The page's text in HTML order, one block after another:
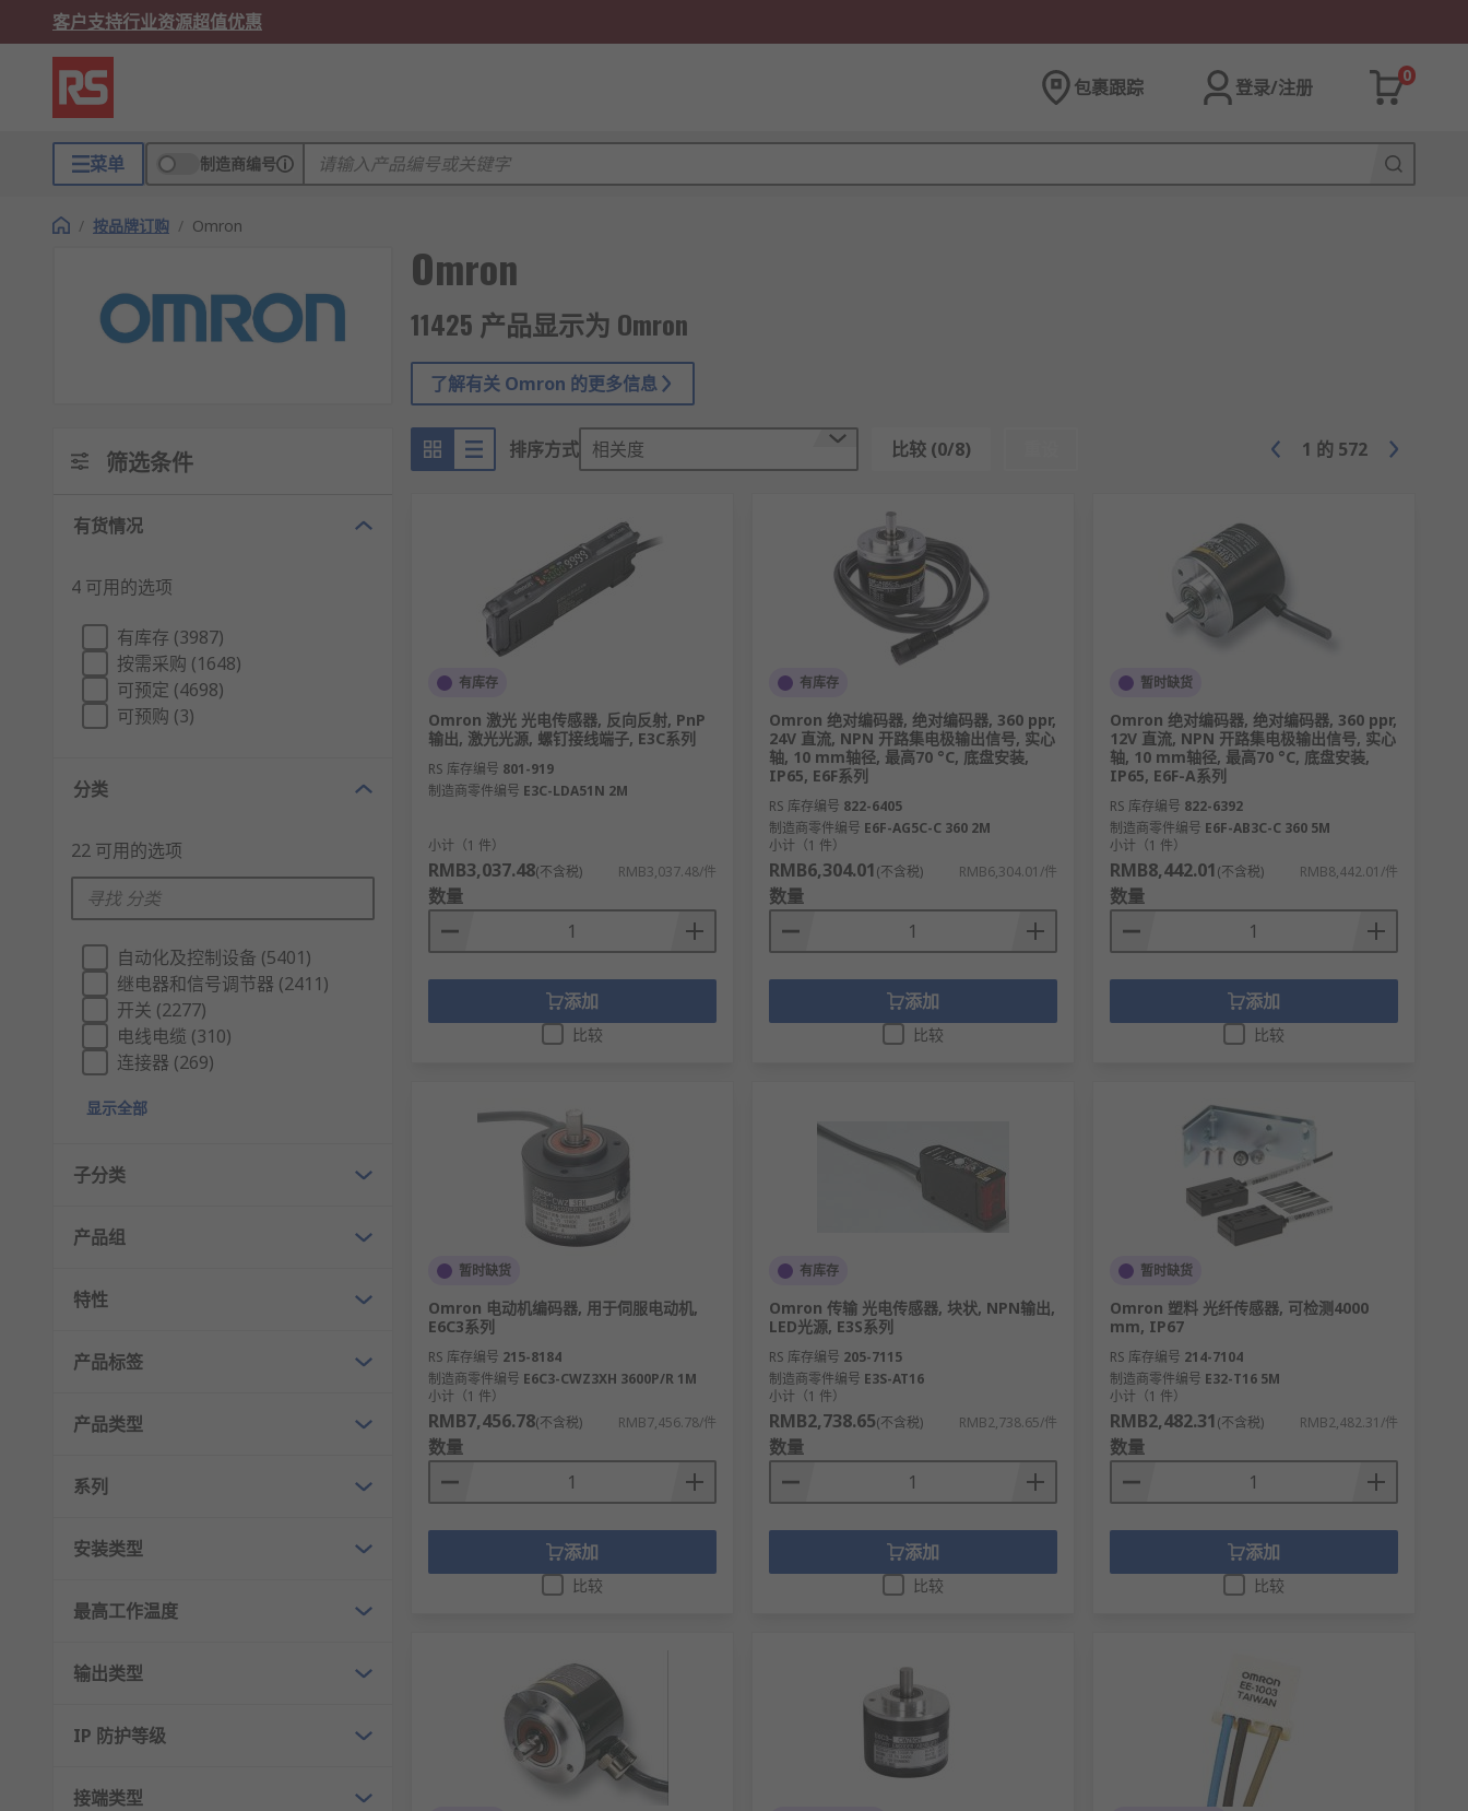
客户支持行业资源超值优惠
包裹跟踪 登录/注册
0
菜单 制造商编号
/ 按品牌订购 / Omron
Omron
11425 产品显示为 Omron
了解有关 Omron 的更多信息
筛选条件
有货情况
4 可用的选项
有库存 (3987)
按需采购 (1648)
可预定 (4698)
可预购 (3)
分类
22 可用的选项
自动化及控制设备 (5401)
继电器和信号调节器 (2411)
开关 (2277)
电线电缆 (310)
连接器 (269)
显示全部
子分类
产品组
特性
产品标签
产品类型
系列
安装类型
最高工作温度
输出类型
IP 防护等级
接端类型
排序方式 相关度 比较 (0/8) 1 的 572
有库存
Omron 激光 光电传感器, 反向反射, PnP
输出, 激光光源, 螺钉接线端子, E3C系列
RS 库存编号 801-919
制造商零件编号 E3C-LDA51N 2M
小计（1 件）
RMB3,037.48(不含税) RMB3,037.48/件
数量
添加
比较
有库存
Omron 绝对编码器, 绝对编码器, 360 ppr,
24V 直流, NPN 开路集电极输出信号, 实心
轴, 10 mm轴径, 最高70 °C, 底盘安装,
IP65, E6F系列
RS 库存编号 822-6405
制造商零件编号 E6F-AG5C-C 360 2M
小计（1 件）
RMB6,304.01(不含税) RMB6,304.01/件
数量
添加
比较
暂时缺货
Omron 绝对编码器, 绝对编码器, 360 ppr,
12V 直流, NPN 开路集电极输出信号, 实心
轴, 10 mm轴径, 最高70 °C, 底盘安装,
IP65, E6F-A系列
RS 库存编号 822-6392
制造商零件编号 E6F-AB3C-C 360 5M
小计（1 件）
RMB8,442.01(不含税) RMB8,442.01/件
数量
添加
比较
暂时缺货
Omron 电动机编码器, 用于伺服电动机,
E6C3系列
RS 库存编号 215-8184
制造商零件编号 E6C3-CWZ3XH 3600P/R 1M
小计（1 件）
RMB7,456.78(不含税) RMB7,456.78/件
数量
添加
比较
有库存
Omron 传输 光电传感器, 块状, NPN输出,
LED光源, E3S系列
RS 库存编号 205-7115
制造商零件编号 E3S-AT16
小计（1 件）
RMB2,738.65(不含税) RMB2,738.65/件
数量
添加
比较
暂时缺货
Omron 塑料 光纤传感器, 可检测4000
mm, IP67
RS 库存编号 214-7104
制造商零件编号 E32-T16 5M
小计（1 件）
RMB2,482.31(不含税) RMB2,482.31/件
数量
添加
比较